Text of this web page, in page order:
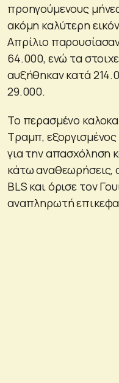
προηγούμενους
ακόμη καλύτερη
Απρίλιο
64.000, ενώ τα
αυξήθηκαν κατά
29.000.
Το περασμένο
Τραμπ,
για την απασχόληση
κάτω αναθεωρήσεις,
BLS και όρισε τον
αναπληρωτή